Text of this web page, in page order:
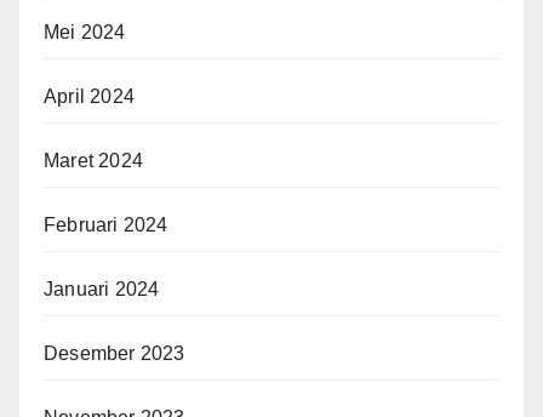
Mei 2024
April 2024
Maret 2024
Februari 2024
Januari 2024
Desember 2023